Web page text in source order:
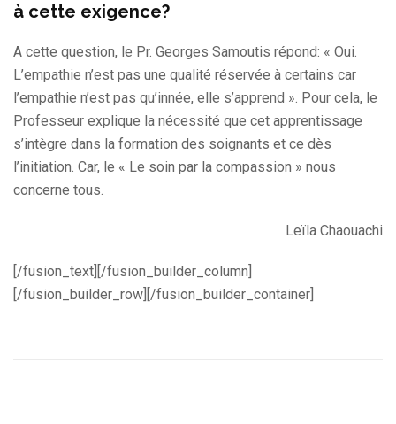
à cette exigence?
A cette question, le Pr. Georges Samoutis répond: « Oui.
L’empathie n’est pas une qualité réservée à certains car
l’empathie n’est pas qu’innée, elle s’apprend ». Pour cela, le
Professeur explique la nécessité que cet apprentissage
s’intègre dans la formation des soignants et ce dès
l’initiation. Car, le « Le soin par la compassion » nous
concerne tous.
Leïla Chaouachi
[/fusion_text][/fusion_builder_column]
[/fusion_builder_row][/fusion_builder_container]